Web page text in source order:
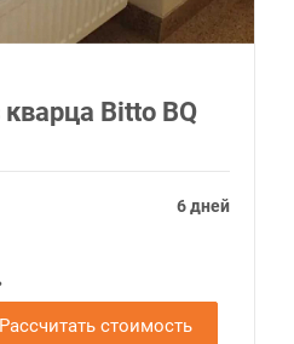
Bitto BQ
6 дней
Рассчитать стоимость